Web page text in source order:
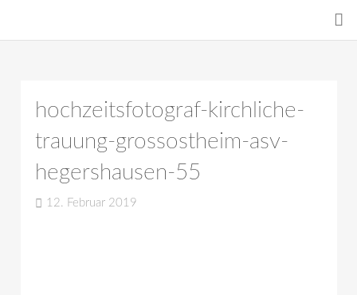
hochzeitsfotograf-kirchliche-
trauung-grossostheim-asv-
hegershausen-55
12. Februar 2019